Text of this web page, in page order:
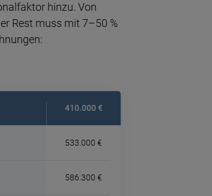
hinzu. Von
Rest muss mit 7–50 %
410.000 €
533.000 €
586.300 €